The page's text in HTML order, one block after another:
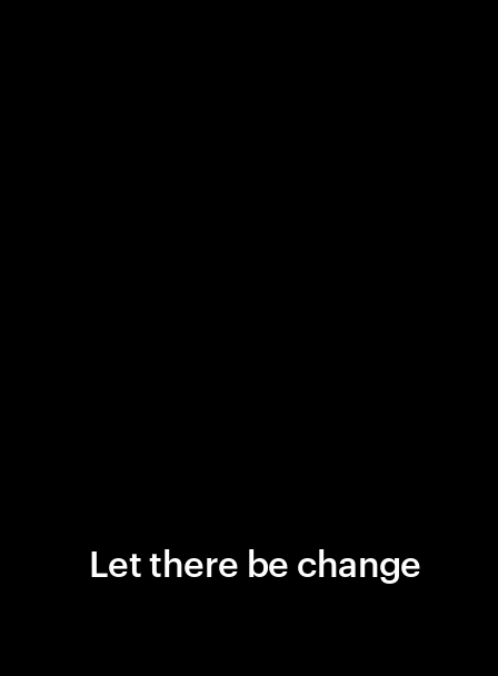
Let there be change